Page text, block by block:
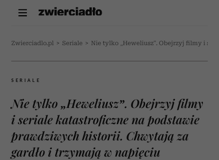
Zwierciadlo.pl > Seriale > Nie tylko „Heweliusz”. Obejrzyj filmy i
SERIALE
Nie tylko „Heweliusz”. Obejrzyj filmy
i seriale katastroficzne na podstawie
prawdziwych historii. Chwytają za
gardło i trzymają w napięciu